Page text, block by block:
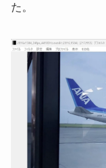
た。